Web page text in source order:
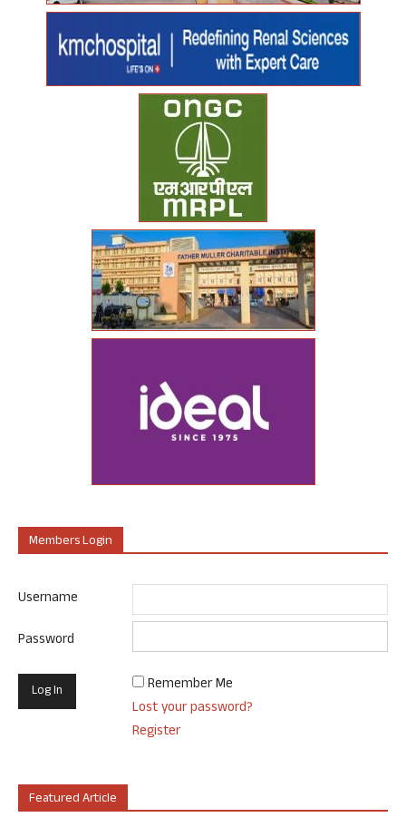
Members Login
Username
Password
Remember Me
Lost your password?
Register
Featured Article